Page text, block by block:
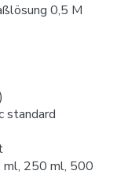
0,5 M
standard
ml, 250 ml, 500